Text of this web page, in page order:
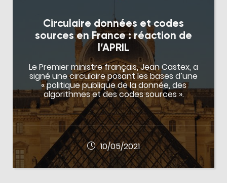
Circulaire données et codes
sources en France : réaction de
l’APRIL
Le Premier ministre français, Jean Castex, a
signé une circulaire posant les bases d’une
« politique publique de la donnée, des
algorithmes et des codes sources ».
10/05/2021